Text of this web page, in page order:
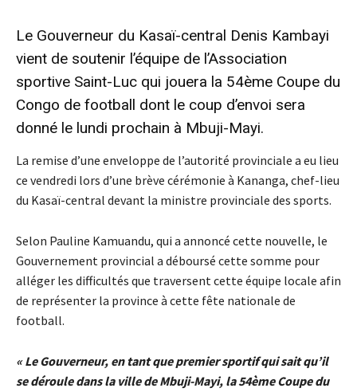
Le Gouverneur du Kasaï-central Denis Kambayi
vient de soutenir l’équipe de l’Association
sportive Saint-Luc qui jouera la 54ème Coupe du
Congo de football dont le coup d’envoi sera
donné le lundi prochain à Mbuji-Mayi.
La remise d’une enveloppe de l’autorité provinciale a eu lieu
ce vendredi lors d’une brève cérémonie à Kananga, chef-lieu
du Kasaï-central devant la ministre provinciale des sports.
Selon Pauline Kamuandu, qui a annoncé cette nouvelle, le
Gouvernement provincial a déboursé cette somme pour
alléger les difficultés que traversent cette équipe locale afin
de représenter la province à cette fête nationale de
football.
« Le Gouverneur, en tant que premier sportif qui sait qu’il
se déroule dans la ville de Mbuji-Mayi, la 54ème Coupe du